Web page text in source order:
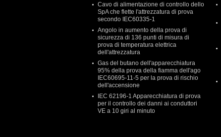
Cavo di alimentazione di controllo dello
SpA che flette l'attrezzatura di prova
secondo IEC60335-1
Angolo in aumento della prova di
sicurezza di 136 punti di misura di
prova di temperatura elettrica
dell'attrezzatura
Gas del butano dell'apparecchiatura
95% della prova della fiamma dell'ago
IEC60695-11-5 per la prova di rischio
dell'accensione
IEC 62196-1 Apparecchiatura di prova
per il controllo dei danni ai conduttori
VE a 10 giri al minuto